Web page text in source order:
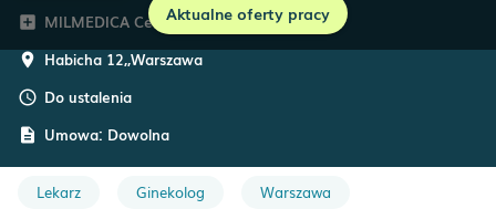
Aktualne oferty pracy
add_box MILMEDICA Centrum Medyczne
room Habicha 12,,Warszawa
schedule Do ustalenia
description Umowa: Dowolna
Lekarz Ginekolog Warszawa